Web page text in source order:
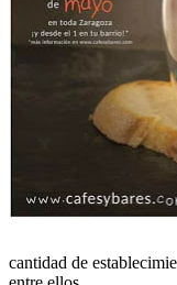
cantidad de